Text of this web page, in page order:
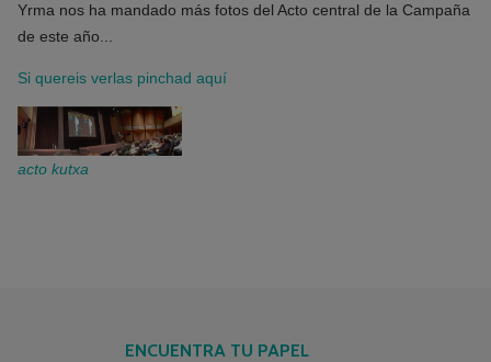
Yrma nos ha mandado más fotos del Acto central de la Campaña
de este año...
Si quereis verlas pinchad aquí
acto kutxa
ENCUENTRA TU PAPEL